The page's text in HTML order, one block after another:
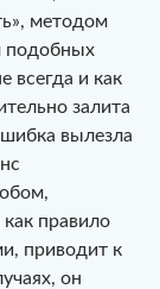
методом
подобных
всегда и как
залита
вылезла
правило
приводит к
он